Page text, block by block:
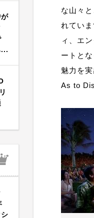
な山々
れてい
ィ、エ
ートと
魅力を
As to
...